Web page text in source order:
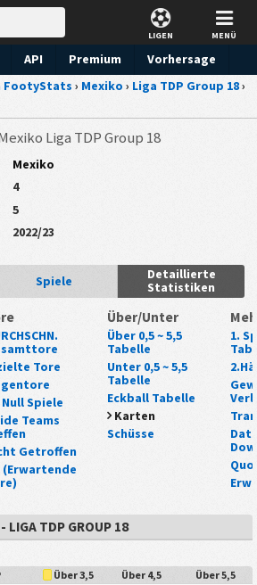
LIGEN MENÜ
API Premium
Vorhersage
FootyStats › Mexiko › Liga TDP Group 18›
Liga TDP Group 18
Mexiko
4
5
2022/23
Spiele
Detaillierte
Statistiken
Tore
Null Spiele
Teams
Getroffen
(Erwartende
Über/Unter
Über 0,5 ~ 5,5
Tabelle
Unter 0,5 ~ 5,5
Tabelle
Eckball Tabelle
Karten
Schüsse
1.
LIGA TDP GROUP 18
Über 3,5 Über 4,5
Über 5,5